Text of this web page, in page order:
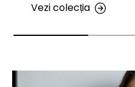
Vezi colecția